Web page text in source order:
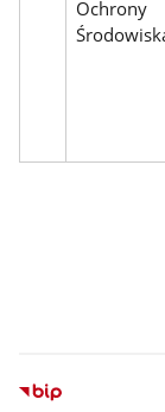
Ochrony